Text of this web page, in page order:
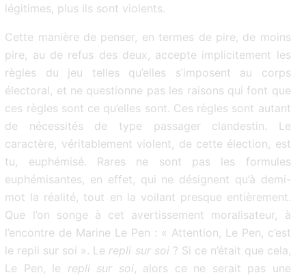
légitimes, plus ils sont violents.
Cette manière de penser, en termes de pire, de moins
pire, au de refus des deux, accepte implicitement les
règles du jeu telles qu’elles s’imposent au corps
électoral, et ne questionne pas les raisons qui font que
ces règles sont ce qu’elles sont. Ces règles sont autant
de nécessités de type passager clandestin. Le
caractère, véritablement violent, de cette élection, est
tu, euphémisé. Rares ne sont pas les formules
euphémisantes, en effet, qui ne désignent qu’à demi-
mot la réalité, tout en la voilant presque entièrement.
Que l’on songe à cet avertissement moralisateur, à
l’encontre de Marine Le Pen : « Attention, Le Pen, c’est
le repli sur soi ». Le repli sur soi ? Si ce n’était que cela,
Le Pen, le repli sur soi, alors ce ne serait pas une